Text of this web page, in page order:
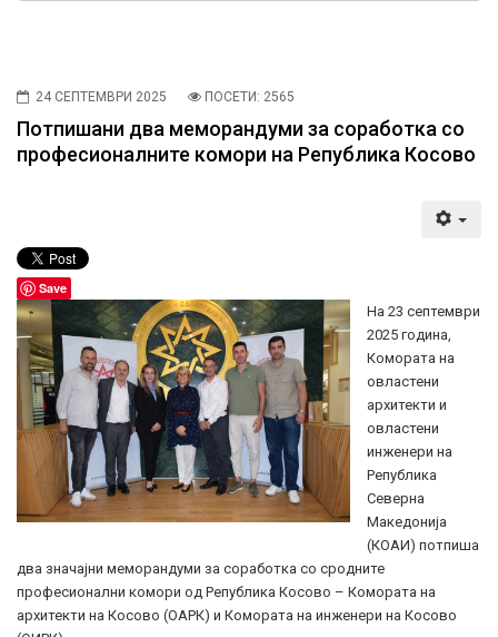
24 СЕПТЕМВРИ 2025 ПОСЕТИ: 2565
Потпишани два меморандуми за соработка со
професионалните комори на Република Косово
Save
На 23 септември
2025 година,
Комората на
овластени
архитекти и
овластени
инженери на
Република
Северна
Македонија
(КОАИ) потпиша
два значајни меморандуми за соработка со сродните
професионални комори од Република Косово – Комората на
архитекти на Косово (ОАРК) и Комората на инженери на Косово